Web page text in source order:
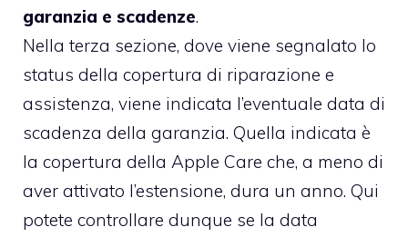
garanzia e scadenze.
Nella terza sezione, dove viene segnalato lo
status della copertura di riparazione e
assistenza, viene indicata l’eventuale data di
scadenza della garanzia. Quella indicata è
la copertura della Apple Care che, a meno di
aver attivato l’estensione, dura un anno. Qui
potete controllare dunque se la data